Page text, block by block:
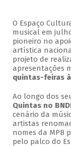
O Espaço
musical em
pioneiro no
artística
projeto de
apresentações
quintas-feiras
Ao longo dos
Quintas no
cenário da
artistas
nomes da MPB
pelo palco do